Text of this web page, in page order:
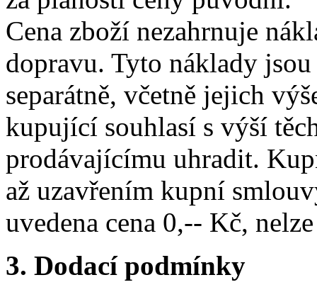
Cena zboží nezahrnuje
dopravu. Tyto náklady
separátně, včetně jejich
kupující souhlasí s výší
prodávajícímu uhradit.
až uzavřením kupní
uvedena cena 0,-- Kč,
3. Dodací podmínky